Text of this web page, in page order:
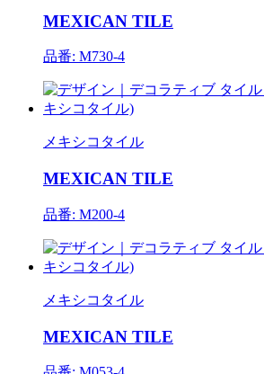
MEXICAN TILE
品番: M730-4
メキシコタイル
MEXICAN TILE
品番: M200-4
メキシコタイル
MEXICAN TILE